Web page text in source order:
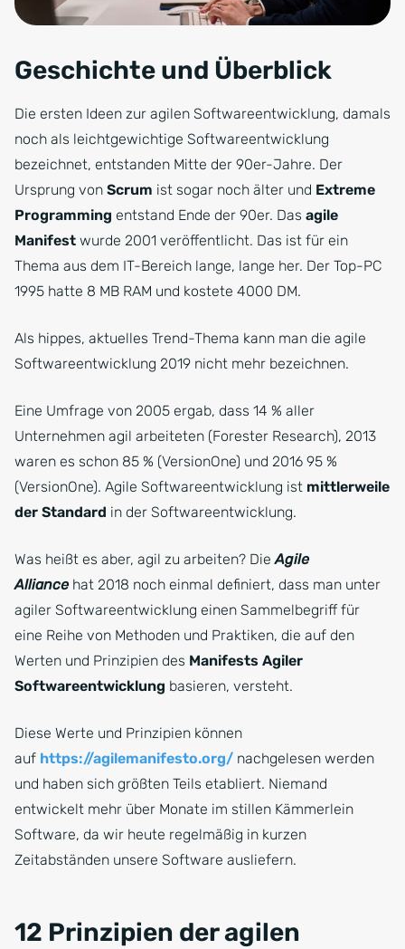
Geschichte und Überblick
Die ersten Ideen zur agilen Softwareentwicklung, damals
noch als leichtgewichtige Softwareentwicklung
bezeichnet, entstanden Mitte der 90er-Jahre. Der
Ursprung von Scrum ist sogar noch älter und Extreme
Programming entstand Ende der 90er. Das agile
Manifest wurde 2001 veröffentlicht. Das ist für ein
Thema aus dem IT-Bereich lange, lange her. Der Top-PC
1995 hatte 8 MB RAM und kostete 4000 DM.
Als hippes, aktuelles Trend-Thema kann man die agile
Softwareentwicklung 2019 nicht mehr bezeichnen.
Eine Umfrage von 2005 ergab, dass 14 % aller
Unternehmen agil arbeiteten (Forester Research), 2013
waren es schon 85 % (VersionOne) und 2016 95 %
(VersionOne). Agile Softwareentwicklung ist mittlerweile
der Standard in der Softwareentwicklung.
Was heißt es aber, agil zu arbeiten? DieAgile
Alliancehat 2018 noch einmal definiert, dass man unter
agiler Softwareentwicklung einen Sammelbegriff für
eine Reihe von Methoden und Praktiken, die auf den
Werten und Prinzipien des Manifests Agiler
Softwareentwicklung basieren, versteht.
Diese Werte und Prinzipien können
auf https://agilemanifesto.org/ nachgelesen werden
und haben sich größten Teils etabliert. Niemand
entwickelt mehr über Monate im stillen Kämmerlein
Software, da wir heute regelmäßig in kurzen
Zeitabständen unsere Software ausliefern.
12 Prinzipien der agilen